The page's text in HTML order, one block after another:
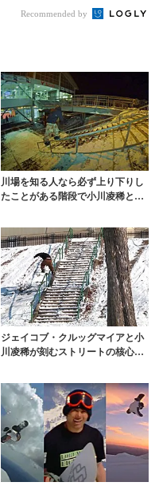
Recommended by
川場を知る人なら必ず上り下りし
たことがある階段で小川凌稀と久
ジェイコブ・クルッグマイアと小
川凌稀が刻むストリートの核心。